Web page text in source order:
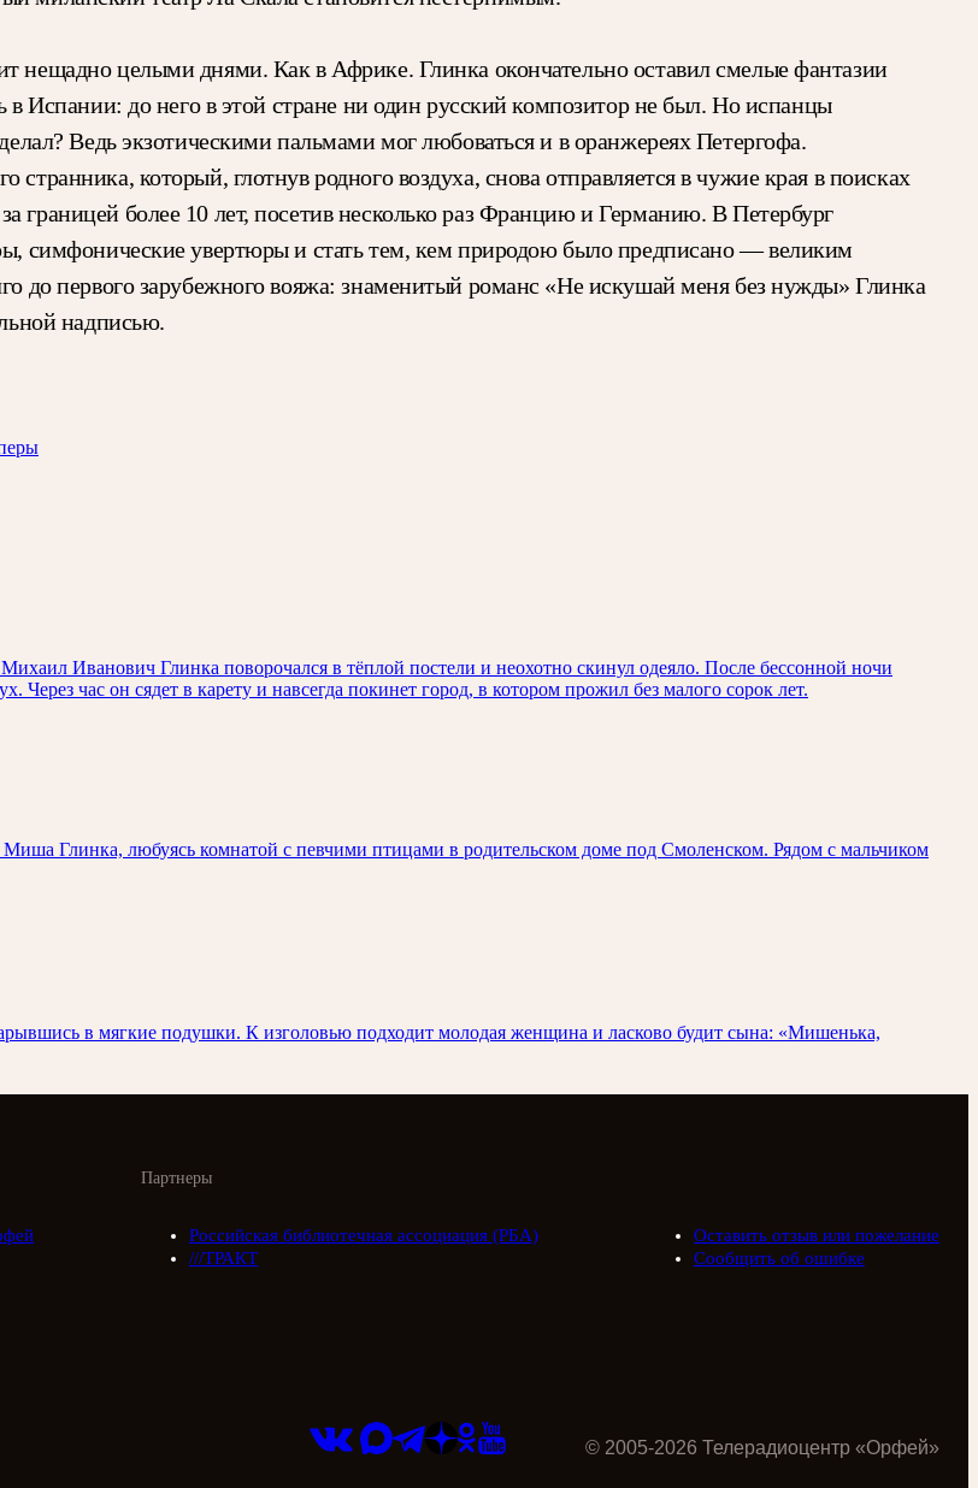
нещадно целыми днями. Как в Африке. Глинка окончательно оставил смелые фантазии
в Испании: до него в этой стране ни один русский композитор не был. Но испанцы
Ведь экзотическими пальмами мог любоваться и в оранжереях Петергофа.
который, глотнув родного воздуха, снова отправляется в чужие края в поисках
границей более 10 лет, посетив несколько раз Францию и Германию. В Петербург
симфонические увертюры и стать тем, кем природою было предписано — великим
до первого зарубежного вояжа: знаменитый романс «Не искушай меня без нужды» Глинка
надписью.
Иванович Глинка поворочался в тёплой постели и неохотно скинул одеяло. После бессонной ночи
час он сядет в карету и навсегда покинет город, в котором прожил без малого сорок лет.
Глинка, любуясь комнатой с певчими птицами в родительском доме под Смоленском. Рядом с мальчиком
в мягкие подушки. К изголовью подходит молодая женщина и ласково будит сына: «Мишенька,
Партнеры
Российская библиотечная ассоциация (РБА)
///ТРАКТ
Оставить отзыв или пожелание
Сообщить об ошибке
© 2005-2026 Телерадиоцентр «Орфей»